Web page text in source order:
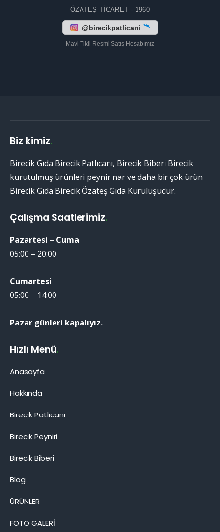
ÖZATEŞ TICARET - 1960
@birecikpatlicani
Mavi Tikli Resmi Satış Hesabımız
Biz kimiz.
Birecik Gıda Birecik Patlıcanı, Birecik Biberi Birecik
kurutulmuş ürünleri peynir nar ve daha bir çok ürün
Birecik Gıda Birecik Özateş Gıda Kuruluşudur.
Çalışma Saatlerimiz.
Pazartesi – Cuma
05:00 – 20:00
Cumartesi
05:00 – 14:00
Pazar günleri kapalıyız.
Hızlı Menü.
Anasayfa
Hakkında
Birecik Patlıcanı
Birecik Peyniri
Birecik Biberi
Blog
ÜRÜNLER
FOTO GALERİ